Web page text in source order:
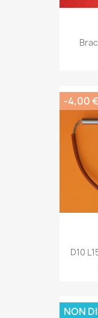
D10
-4,00 €
NON